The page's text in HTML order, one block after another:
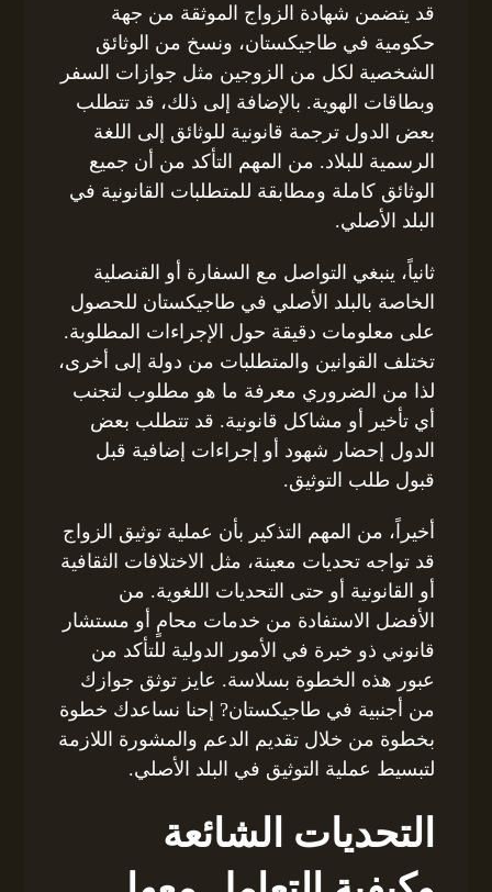
قد يتضمن شهادة الزواج الموثقة من جهة
حكومية في طاجيكستان، ونسخ من الوثائق
الشخصية لكل من الزوجين مثل جوازات السفر
وبطاقات الهوية. بالإضافة إلى ذلك، قد تتطلب
بعض الدول ترجمة قانونية للوثائق إلى اللغة
الرسمية للبلاد. من المهم التأكد من أن جميع
الوثائق كاملة ومطابقة للمتطلبات القانونية في
البلد الأصلي.
ثانياً، ينبغي التواصل مع السفارة أو القنصلية
الخاصة بالبلد الأصلي في طاجيكستان للحصول
على معلومات دقيقة حول الإجراءات المطلوبة.
تختلف القوانين والمتطلبات من دولة إلى أخرى،
لذا من الضروري معرفة ما هو مطلوب لتجنب
أي تأخير أو مشاكل قانونية. قد تتطلب بعض
الدول إحضار شهود أو إجراءات إضافية قبل
قبول طلب التوثيق.
أخيراً، من المهم التذكير بأن عملية توثيق الزواج
قد تواجه تحديات معينة، مثل الاختلافات الثقافية
أو القانونية أو حتى التحديات اللغوية. من
الأفضل الاستفادة من خدمات محامٍ أو مستشار
قانوني ذو خبرة في الأمور الدولية للتأكد من
عبور هذه الخطوة بسلاسة. عايز توثق جوازك
من أجنبية في طاجيكستان? إحنا نساعدك خطوة
بخطوة من خلال تقديم الدعم والمشورة اللازمة
لتبسيط عملية التوثيق في البلد الأصلي.
التحديات الشائعة